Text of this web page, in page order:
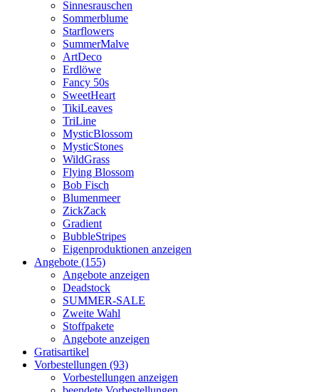
Sinnesrauschen
Sommerblume
Starflowers
SummerMalve
ArtDeco
Erdlöwe
Fancy 50s
SweetHeart
TikiLeaves
TriLine
MysticBlossom
MysticStones
WildGrass
Flying Blossom
Bob Fisch
Blumenmeer
ZickZack
Gradient
BubbleStripes
Eigenproduktionen anzeigen
Angebote (155)
Angebote anzeigen
Deadstock
SUMMER-SALE
Zweite Wahl
Stoffpakete
Angebote anzeigen
Gratisartikel
Vorbestellungen (93)
Vorbestellungen anzeigen